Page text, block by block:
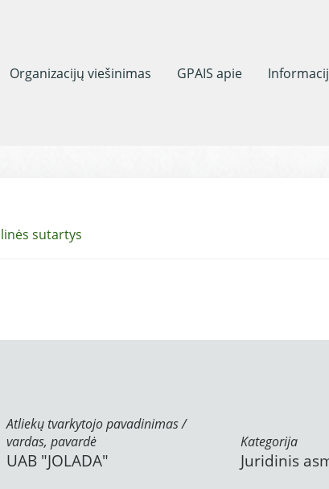
Organizacijų viešinimas GPAIS apie
sutartys
Atliekų tvarkytojo pavadinimas /
vardas, pavardė
UAB "JOLADA"
Kategorija
Juridinis